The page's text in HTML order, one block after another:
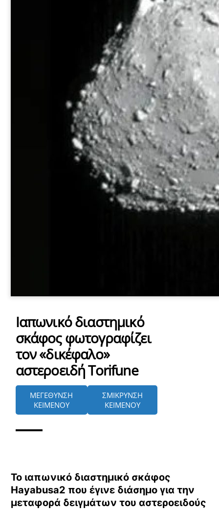
Ιαπωνικό διαστημικό
σκάφος φωτογραφίζει
τον «δικέφαλο»
αστεροειδή Torifune
ΜΕΓΕΘΥΝΣΗ
ΚΕΙΜΕΝΟΥ
ΣΜΙΚΡΥΝΣΗ
ΚΕΙΜΕΝΟΥ
Το ιαπωνικό διαστημικό σκάφος
Hayabusa2 που έγινε διάσημο για την
μεταφορά δειγμάτων του αστεροειδούς